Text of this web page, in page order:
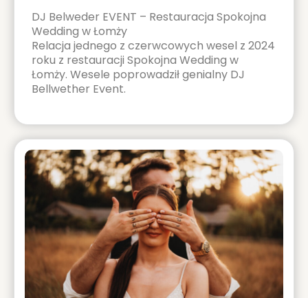
DJ Belweder EVENT – Restauracja Spokojna
Wedding w Łomży
Relacja jednego z czerwcowych wesel z 2024
roku z restauracji Spokojna Wedding w
Łomży. Wesele poprowadził genialny DJ
Bellwether Event.